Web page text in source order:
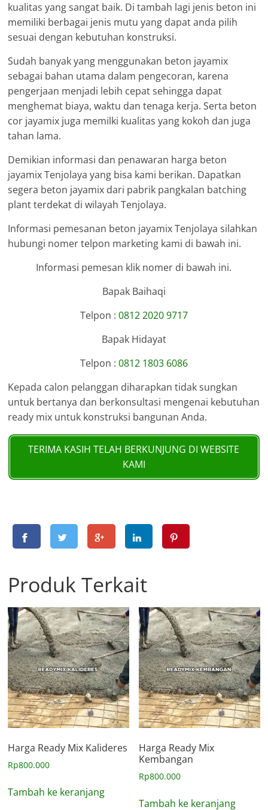
kualitas yang sangat baik. Di tambah lagi jenis beton ini
memiliki berbagai jenis mutu yang dapat anda pilih
sesuai dengan kebutuhan konstruksi.
Sudah banyak yang menggunakan beton jayamix
sebagai bahan utama dalam pengecoran, karena
pengerjaan menjadi lebih cepat sehingga dapat
menghemat biaya, waktu dan tenaga kerja. Serta beton
cor jayamix juga memilki kualitas yang kokoh dan juga
tahan lama.
Demikian informasi dan penawaran harga beton
jayamix Tenjolaya yang bisa kami berikan. Dapatkan
segera beton jayamix dari pabrik pangkalan batching
plant terdekat di wilayah Tenjolaya.
Informasi pemesanan beton jayamix Tenjolaya silahkan
hubungi nomer telpon marketing kami di bawah ini.
Informasi pemesan klik nomer di bawah ini.
Bapak Baihaqi
Telpon : 0812 2020 9717
Bapak Hidayat
Telpon : 0812 1803 6086
Kepada calon pelanggan diharapkan tidak sungkan
untuk bertanya dan berkonsultasi mengenai kebutuhan
ready mix untuk konstruksi bangunan Anda.
TERIMA KASIH TELAH BERKUNJUNG DI WEBSITE
KAMI
Produk Terkait
Harga Ready Mix Kalideres
Rp800.000
Tambah ke keranjang
Harga Ready Mix
Kembangan
Rp800.000
Tambah ke keranjang